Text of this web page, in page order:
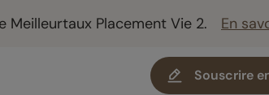
Placement Vie 2. En
Souscrire